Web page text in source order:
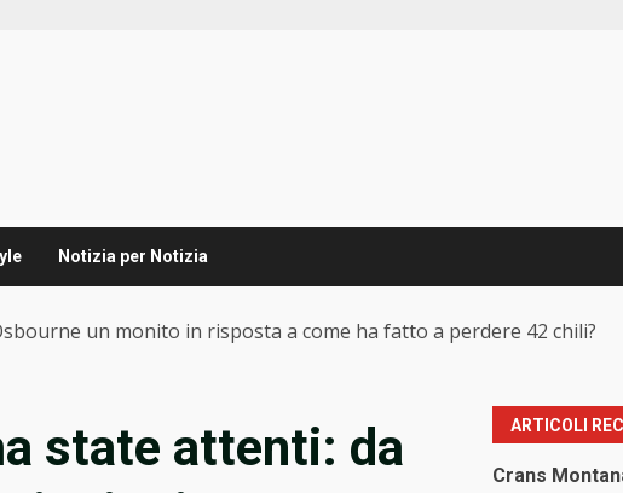
Notizia per Notizia
un monito in risposta a come ha fatto a perdere 42 chili?
state attenti: da
ARTICOLI
Crans